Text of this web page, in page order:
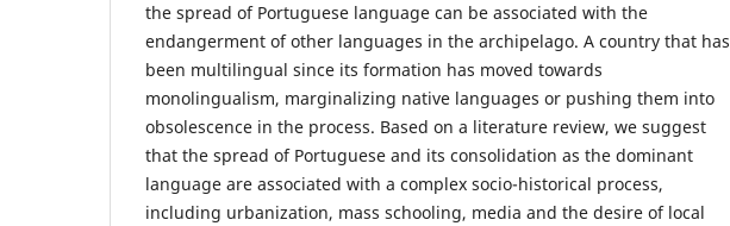
the spread of Portuguese language can be associated with the
endangerment of other languages in the archipelago. A country that has
been multilingual since its formation has moved towards
monolingualism, marginalizing native languages or pushing them into
obsolescence in the process. Based on a literature review, we suggest
that the spread of Portuguese and its consolidation as the dominant
language are associated with a complex socio-historical process,
including urbanization, mass schooling, media and the desire of local